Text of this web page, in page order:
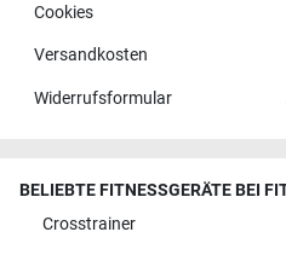
Cookies
Versandkosten
Widerrufsformular
BELIEBTE FITNESSGERÄTE BEI
Crosstrainer